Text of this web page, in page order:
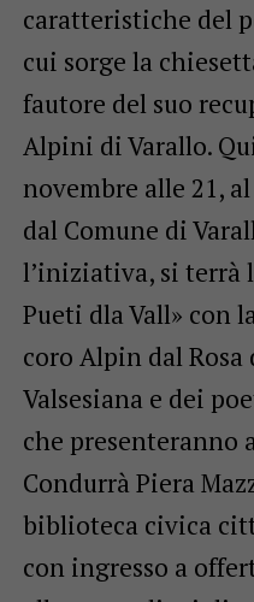
caratteristiche del
cui sorge la
fautore del suo
Alpini di Varallo.
novembre alle 21,
dal Comune di
l’iniziativa, si terrà
Pueti dla Vall» con
coro Alpin dal Rosa
Valsesiana e dei
che presenteranno
Condurrà Piera
biblioteca civica
con ingresso a